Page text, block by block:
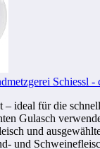
Schiessl -
– ideal für die
Gulasch
und
und